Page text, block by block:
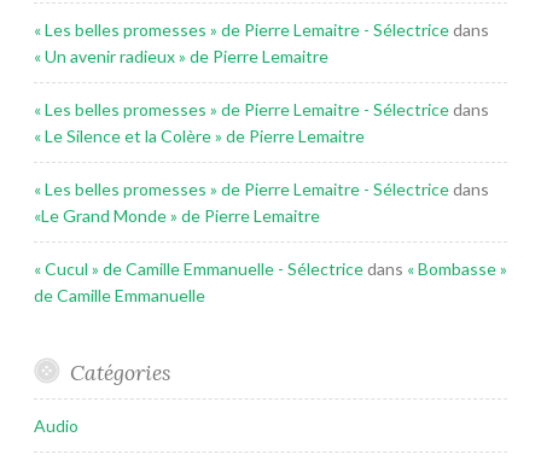
« Les belles promesses » de Pierre Lemaitre - Sélectricedans
« Un avenir radieux » de Pierre Lemaitre
« Les belles promesses » de Pierre Lemaitre - Sélectricedans
« Le Silence et la Colère » de Pierre Lemaitre
« Les belles promesses » de Pierre Lemaitre - Sélectricedans
«Le Grand Monde » de Pierre Lemaitre
« Cucul » de Camille Emmanuelle - Sélectricedans « Bombasse »
de Camille Emmanuelle
Catégories
Audio